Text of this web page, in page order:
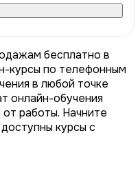
бесплатно в
курсы по телефонным
в любой точке
онлайн-обучения
работы. Начните
курсы с